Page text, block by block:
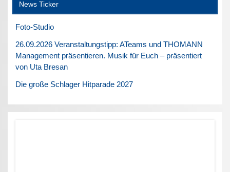
News Ticker
Foto-Studio
26.09.2026 Veranstaltungstipp: ATeams und THOMANN
Management präsentieren. Musik für Euch – präsentiert
von Uta Bresan
Die große Schlager Hitparade 2027